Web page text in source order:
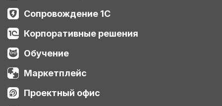
Сопровождение 1С
Корпоративные решения
Обучение
Маркетплейс
Проектный офис